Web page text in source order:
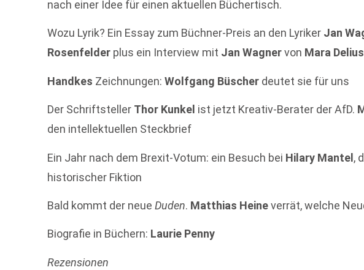
nach einer Idee für einen aktuellen Büchertisch.
Wozu Lyrik? Ein Essay zum Büchner-Preis an den Lyriker Jan
Rosenfelder plus ein Interview mit Jan Wagnervon Mara Delius
Handkes Zeichnungen:Wolfgang Büscher deutet sie für uns
Der Schriftsteller Thor Kunkel ist jetzt Kreativ-Berater der AfD.
den intellektuellen Steckbrief
Ein Jahr nach dem Brexit-Votum: ein Besuch bei Hilary Mantel,
historischer Fiktion
Bald kommt der neueDuden. Matthias Heineverrät, welche
Biografie in Büchern: Laurie Penny
Rezensionen